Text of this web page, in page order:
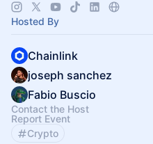
Hosted By
Chainlink
joseph sanchez
Fabio Buscio
Contact the Host
Report Event
Crypto